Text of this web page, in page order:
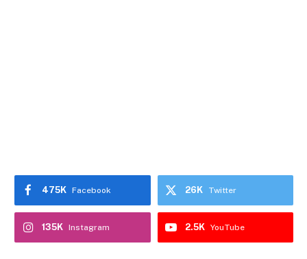
Facebook
475K Twitter
26K
Instagram
135K YouTube
2.5K